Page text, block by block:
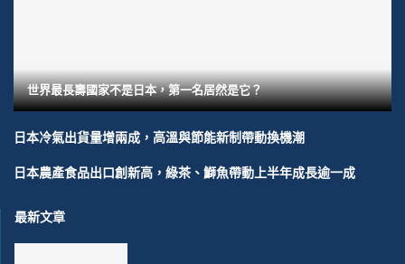
世界最長壽國家不是日本，第一名居然是它？
日本冷氣出貨量增兩成，高溫與節能新制帶動換機潮
日本農產食品出口創新高，綠茶、鰤魚帶動上半年成長逾一成
最新文章